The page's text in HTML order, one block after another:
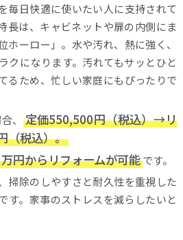
毎日快適に使いたい人に支持されて
長は、キャビネットや扉の内側にま
ホーロー」。水や汚れ、熱に強く、
クになります。汚れてもサッとひと
るため、忙しい家庭にもぴったりで
、
定価550,500円（税込）→リ
（税込）。
円からリフォームが可能です。
掃除のしやすさと耐久性を重視した
す。家事のストレスを減らしたいと